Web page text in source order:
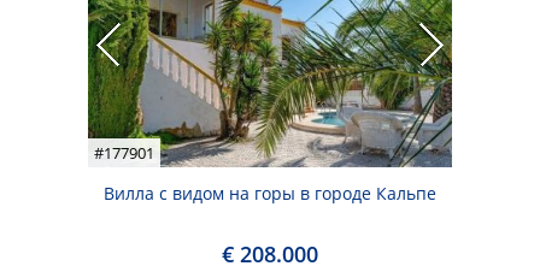
#177901
Вилла с видом на горы в городе Кальпе
€ 208.000